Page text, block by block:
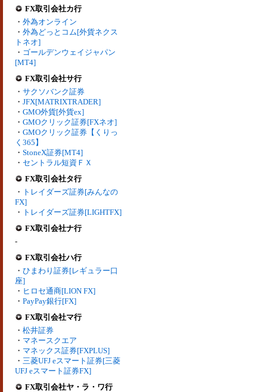
FX取引会社カ行
・ 外為オンライン
・ 外為どっとコム[外貨ネクス
トネオ]
・ ゴールデンウェイジャパン
[MT4]
FX取引会社サ行
・ サクソバンク証券
・ JFX[MATRIXTRADER]
・ GMO外貨[外貨ex]
・ GMOクリック証券[FXネオ]
・ GMOクリック証券【くりっ
く365】
・ StoneX証券[MT4]
・ セントラル短資ＦＸ
FX取引会社タ行
・ トレイダーズ証券[みんなの
FX]
・ トレイダーズ証券[LIGHTFX]
FX取引会社ナ行
-
FX取引会社ハ行
・ ひまわり証券[レギュラー口
座]
・ ヒロセ通商[LION FX]
・ PayPay銀行[FX]
FX取引会社マ行
・ 松井証券
・ マネースクエア
・ マネックス証券[FXPLUS]
・ 三菱UFJ eスマート証券[三菱
UFJ eスマート証券FX]
FX取引会社ヤ・ラ・ワ行